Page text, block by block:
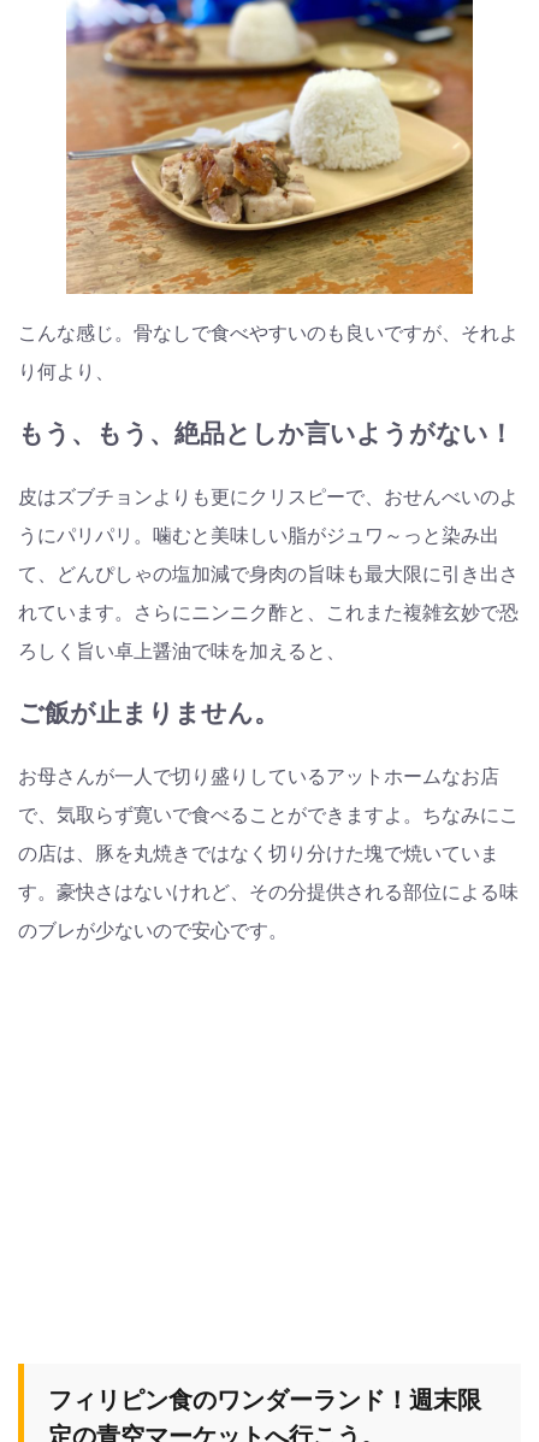
こんな感じ。骨なしで食べやすいのも良いですが、それよ
り何より、
もう、もう、絶品としか言いようがない！
皮はズブチョンよりも更にクリスピーで、おせんべいのよ
うにパリパリ。噛むと美味しい脂がジュワ～っと染み出
て、どんぴしゃの塩加減で身肉の旨味も最大限に引き出さ
れています。さらにニンニク酢と、これまた複雑玄妙で恐
ろしく旨い卓上醤油で味を加えると、
ご飯が止まりません。
お母さんが一人で切り盛りしているアットホームなお店
で、気取らず寛いで食べることができますよ。ちなみにこ
の店は、豚を丸焼きではなく切り分けた塊で焼いていま
す。豪快さはないけれど、その分提供される部位による味
のブレが少ないので安心です。
フィリピン食のワンダーランド！ 週末限
定の青空マーケットへ行こう。